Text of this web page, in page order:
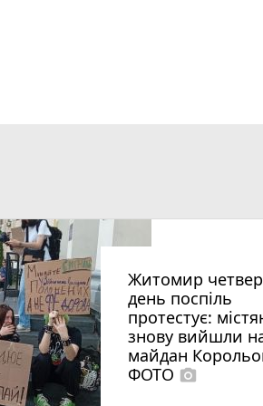
Житомир
день поспіль
протестує:
знову вийшли
майдан
ФОТО photo_camera